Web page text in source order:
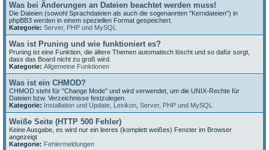
Was bei Änderungen an Dateien beachtet werden muss!
Die Dateien (sowohl Sprachdateien als auch die sogenannten "Kerndateien") in
phpBB3 werden in einem speziellen Format gespeichert.
Kategorie: Server, PHP und MySQL
Was ist Pruning und wie funktioniert es?
Pruning ist eine Funktion, die ältere Themen automatisch löscht und so dafür sorgt,
dass das Board nicht zu groß wird.
Kategorie: Allgemeine Funktionen
Was ist ein CHMOD?
CHMOD steht für "Change Mode" und wird verwendet, um die UNIX-Rechte für
Dateien bzw. Verzeichnisse festzulegen.
Kategorie: Installation und Update Lexikon Server, PHP und MySQL
Weiße Seite (HTTP 500 Fehler)
Keine Ausgabe, es wird nur ein leeres (komplett weißes) Fenster im Browser
angezeigt
Kategorie: Fehlermeldungen